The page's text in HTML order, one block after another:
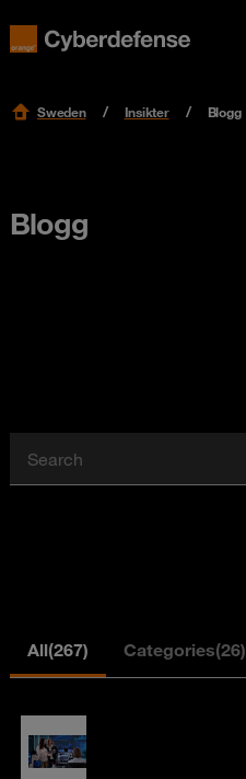
Sweden Insikter Blogg
Blogg
All(267) Categories(26)